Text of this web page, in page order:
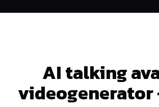
AI talking
videogenerator